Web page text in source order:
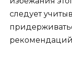
следует